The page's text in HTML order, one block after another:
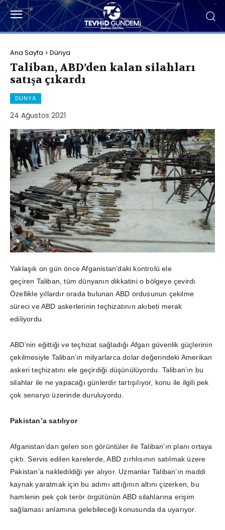
Ana Sayfa Dünya
Taliban, ABD’den kalan silahları
satışa çıkardı
DÜNYA
24 Ağustos 2021
Yaklaşık on gün önce Afganistan’daki kontrolü ele
geçiren Taliban, tüm dünyanın dikkatini o bölgeye çevirdi.
Özellikle yıllardır orada bulunan ABD ordusunun çekilme
süreci ve ABD askerlerinin teçhizatının akıbeti merak
ediliyordu.
ABD’nin eğittiği ve teçhizat sağladığı Afgan güvenlik güçlerinin
çekilmesiyle Taliban’ın milyarlarca dolar değerindeki Amerikan
askeri teçhizatını ele geçirdiği düşünülüyordu. Taliban’ın bu
silahlar ile ne yapacağı günlerdir tartışılıyor, konu ile ilgili pek
çok senaryo üzerinde duruluyordu.
Pakistan’a satılıyor
Afganistan’dan gelen son görüntüler ile Taliban’ın planı ortaya
çıktı. Servis edilen karelerde, ABD zırhlısının satılmak üzere
Pakistan’a nakledildiği yer alıyor. Uzmanlar Taliban’ın maddi
kaynak yaratmak için bu adımı attığının altını çizerken, bu
hamlenin pek çok terör örgütünün ABD silahlarına erişim
sağlaması anlamına gelebileceği konusunda da uyarıyor.